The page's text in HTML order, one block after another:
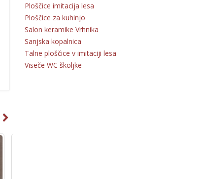
Ploščice imitacija lesa
Ploščice za kuhinjo
Salon keramike Vrhnika
Sanjska kopalnica
Talne ploščice v imitaciji lesa
Viseče WC školjke